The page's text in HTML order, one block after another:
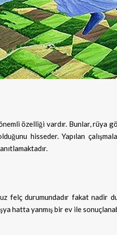
özelliği vardır. Bunlar, rüya
hisseder. Yapılan
felç durumundadır fakat nadir
hatta yanmış bir ev ile